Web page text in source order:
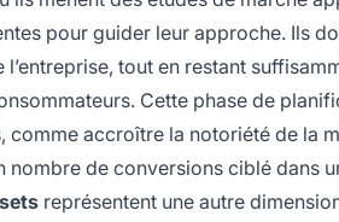
pour guider leur approche. Ils
tout en restant
Cette phase de
accroître la notoriété de la
de conversions ciblé dans
représentent une autre